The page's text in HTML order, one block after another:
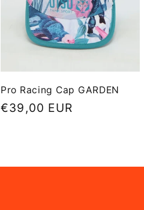
Pro Racing Cap GARDEN
Precio
€39,00 EUR